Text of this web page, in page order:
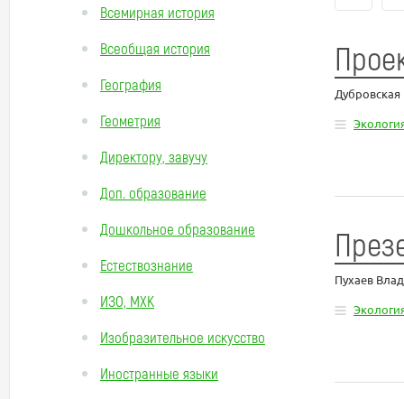
Всемирная история
Всеобщая история
География
Геометрия
Директору, завучу
Доп. образование
Дошкольное образование
Естествознание
ИЗО, МХК
Изобразительное искусство
Иностранные языки
Пухаев